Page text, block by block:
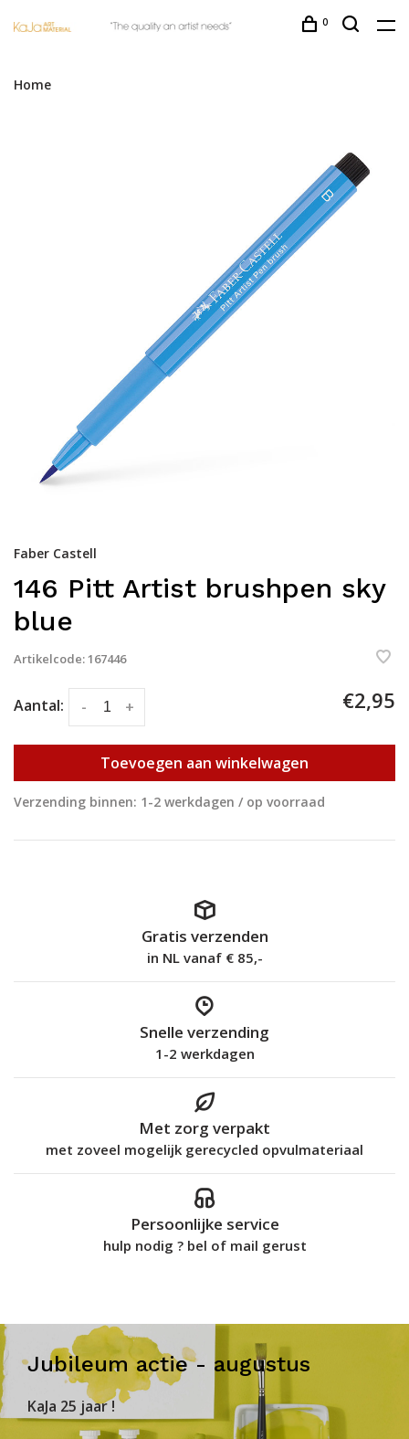
0
Home
Faber Castell
146 Pitt Artist brushpen sky
blue
Artikelcode:167446
Aantal: +
- €2,95
Toevoegen aan winkelwagen
Verzending binnen: 1-2 werkdagen / op voorraad
Gratis verzenden
in NL vanaf € 85,-
Snelle verzending
1-2 werkdagen
Met zorg verpakt
met zoveel mogelijk gerecycled opvulmateriaal
Persoonlijke service
hulp nodig ? bel of mail gerust
Jubileum actie - augustus
KaJa 25 jaar !